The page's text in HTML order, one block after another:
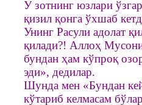
У зотнинг юзлари
қизил қонга ўхшаб
Унинг Расули адолат
қилади?! Аллоҳ
бундан ҳам кўпроқ
эди», дедилар.
Шунда мен «Бундан
кўтариб келмасам